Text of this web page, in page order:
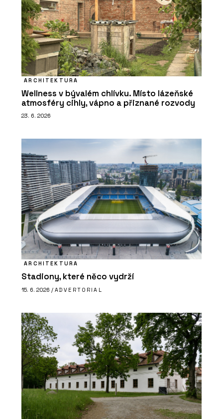
ARCHITEKTURA
Wellness v bývalém chlívku. Místo lázeňské
atmosféry cihly, vápno a přiznané rozvody
23. 6. 2026
ARCHITEKTURA
Stadiony, které něco vydrží
15. 6. 2026 / ADVERTORIAL